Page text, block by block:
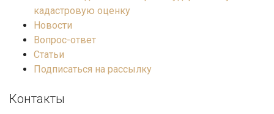
кадастровую оценку
Новости
Вопрос-ответ
Статьи
Подписаться на рассылку
Контакты